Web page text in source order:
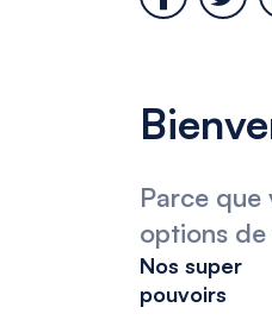
Parce que
options
Nos super
pouvoirs